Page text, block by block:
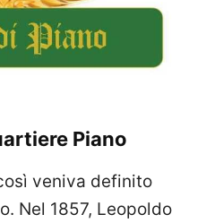
Piano
veniva definito
Nel 1857, Leopoldo